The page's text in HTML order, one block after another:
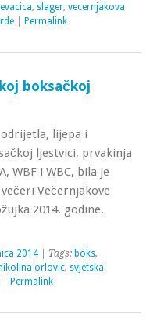
, slager, vecernjakova
Permalink
boksačkoj
lijepa i
ljestvici, prvakinja
WBF i WBC, bila je
Večernjakove
2014. godine.
2014 | Tags: boks,
orlovic, svjetska
Permalink